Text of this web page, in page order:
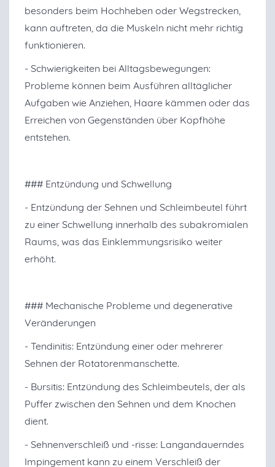
besonders beim Hochheben oder Wegstrecken,
kann auftreten, da die Muskeln nicht mehr richtig
funktionieren.
- Schwierigkeiten bei Alltagsbewegungen:
Probleme können beim Ausführen alltäglicher
Aufgaben wie Anziehen, Haare kämmen oder das
Erreichen von Gegenständen über Kopfhöhe
entstehen.
### Entzündung und Schwellung
- Entzündung der Sehnen und Schleimbeutel führt
zu einer Schwellung innerhalb des subakromialen
Raums, was das Einklemmungsrisiko weiter
erhöht.
### Mechanische Probleme und degenerative
Veränderungen
- Tendinitis: Entzündung einer oder mehrerer
Sehnen der Rotatorenmanschette.
- Bursitis: Entzündung des Schleimbeutels, der als
Puffer zwischen den Sehnen und dem Knochen
dient.
- Sehnenverschleiß und -risse: Langandauerndes
Impingement kann zu einem Verschleiß der